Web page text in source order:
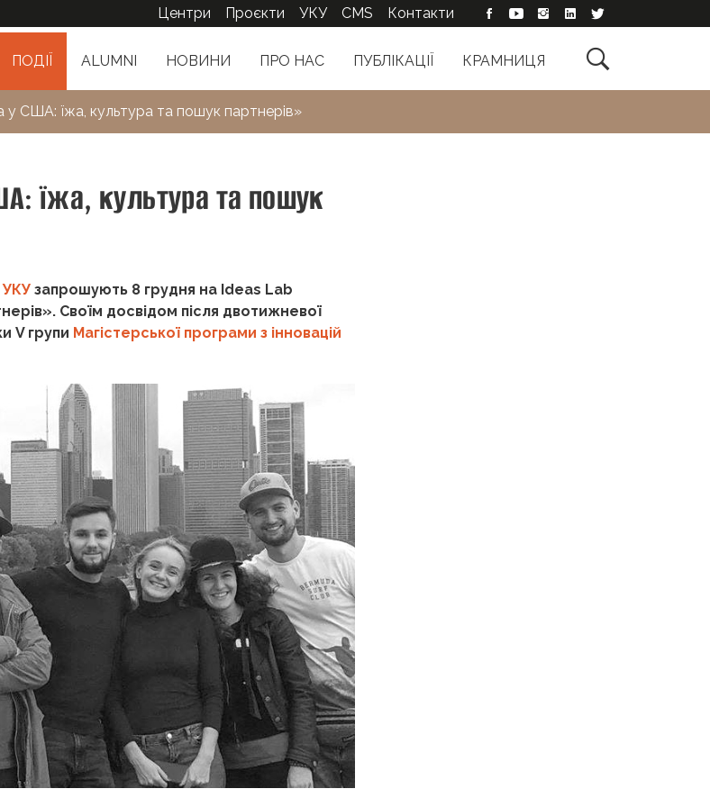

ПОДІЇ ALUMNI НОВИНИ ПРО НАС ПУБЛІКАЦІЇ КРАМНИЦЯ
Центри Проєкти УКУ CMS Контакти
у США: їжа, культура та пошук партнерів»
їжа, культура та пошук
УКУ запрошують 8 грудня на Ideas Lab
Своїм досвідом після двотижневої
V групи Магістерської програми з інновацій